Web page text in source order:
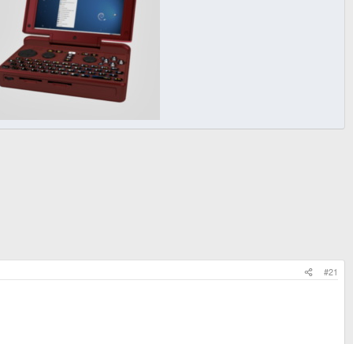
#21